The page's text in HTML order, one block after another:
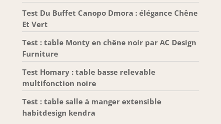
Test Du Buffet Canopo Dmora : élégance Chêne
Et Vert
Test : table Monty en chêne noir par AC Design
Furniture
Test Homary : table basse relevable
multifonction noire
Test : table salle à manger extensible
habitdesign kendra